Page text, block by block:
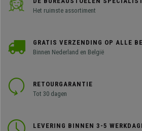
Het ruimste assortiment
GRATIS VERZENDING OP ALLE
Binnen Nederland en België
RETOURGARANTIE
Tot 30 dagen
LEVERING BINNEN 3-5